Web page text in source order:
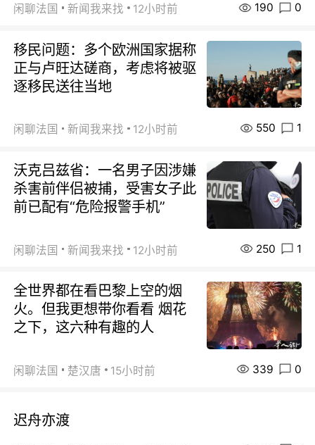
闲聊法国 新闻我来找 12小时前 190 0
移民问题：多个欧洲国家据称
正与卢旺达磋商，考虑将被驱
逐移民送往当地
闲聊法国 新闻我来找 12小时前 550 1
沃克吕兹省：一名男子因涉嫌
杀害前伴侣被捕，受害女子此
前已配有“危险报警手机”
闲聊法国 新闻我来找 12小时前 250 1
全世界都在看巴黎上空的烟
火。但我更想带你看看 烟花
之下，这六种有趣的人
闲聊法国 楚汉唐 15小时前 339 0
迟舟亦渡